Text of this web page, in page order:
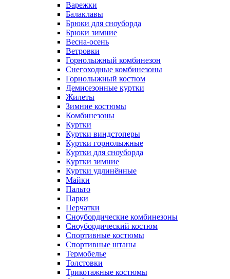
Варежки
Балаклавы
Брюки для сноуборда
Брюки зимние
Весна-осень
Ветровки
Горнолыжный комбинезон
Снегоходные комбинезоны
Горнолыжный костюм
Демисезонные куртки
Жилеты
Зимние костюмы
Комбинезоны
Куртки
Куртки виндстоперы
Куртки горнолыжные
Куртки для сноуборда
Куртки зимние
Куртки удлинённые
Майки
Пальто
Парки
Перчатки
Сноубордические комбинезоны
Сноубордический костюм
Спортивные костюмы
Спортивные штаны
Термобелье
Толстовки
Трикотажные костюмы